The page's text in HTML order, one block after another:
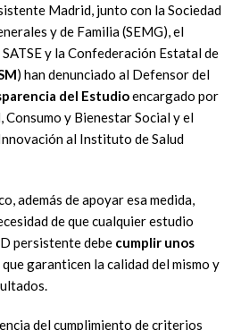
Madrid, junto con la Sociedad
y de Familia (SEMG), el
y la Confederación Estatal de
) han denunciado al Defensor del
del Estudioencargado por
y Bienestar Social y el
al Instituto de Salud
además de apoyar esa medida,
de que cualquier estudio
persistente debe cumplir unos
que garanticen la calidad del mismo y
del cumplimiento de criterios